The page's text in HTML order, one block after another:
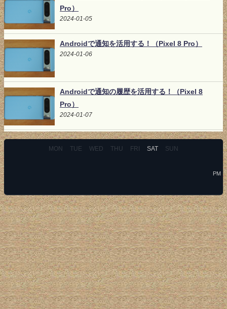
Pro）
2024-01-05
Androidで通知を活用する！（Pixel 8 Pro）
2024-01-06
Androidで通知の履歴を活用する！（Pixel 8
Pro）
2024-01-07
MON TUE WED THU FRI SAT SUN
PM